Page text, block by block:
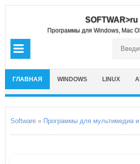
SOFTWAR>ru
Программы для Windows, Mac
ГЛАВНАЯ WINDOWS LINUX
Software » Программы для мультимедиа и